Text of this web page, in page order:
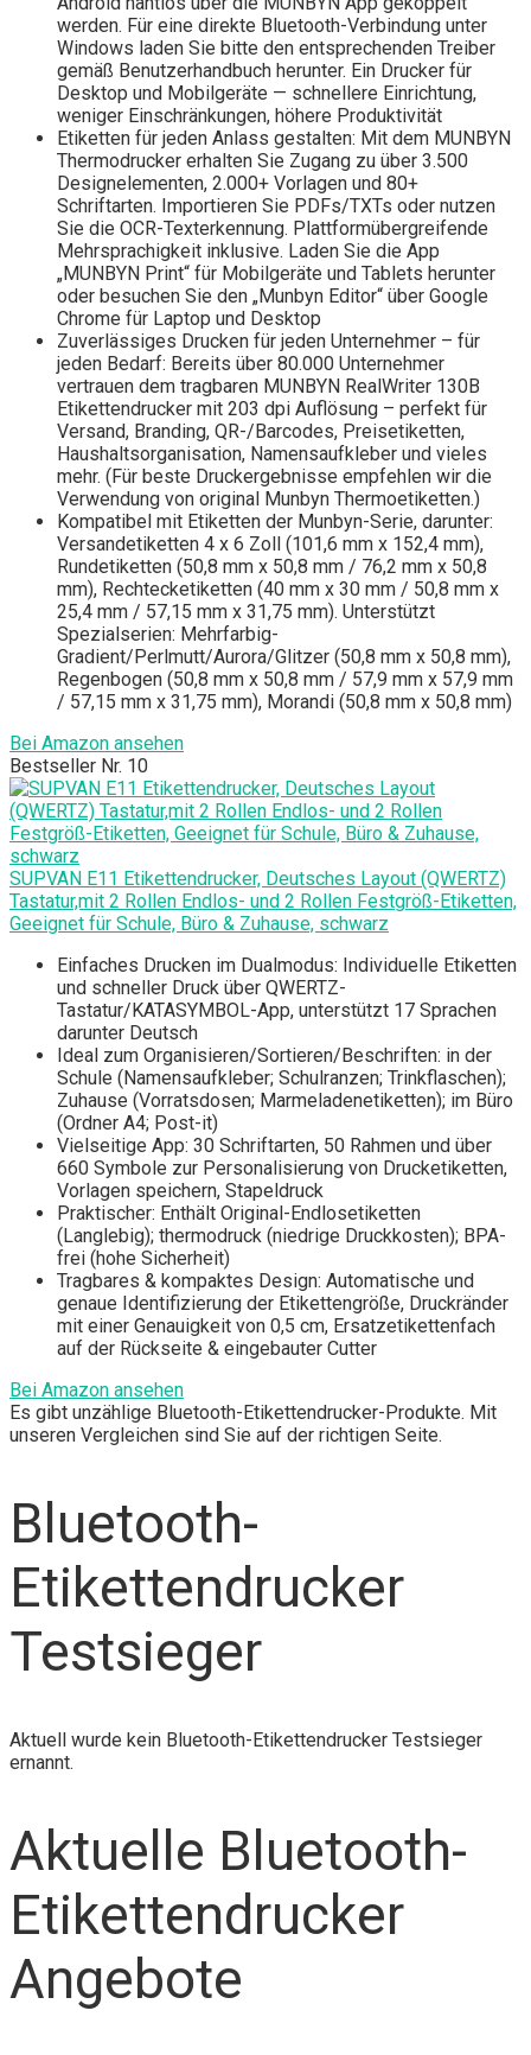
werden. Für eine direkte Bluetooth-Verbindung unter
Windows laden Sie bitte den entsprechenden Treiber
gemäß Benutzerhandbuch herunter. Ein Drucker für
Desktop und Mobilgeräte — schnellere Einrichtung,
weniger Einschränkungen, höhere Produktivität
Etiketten für jeden Anlass gestalten: Mit dem MUNBYN
Thermodrucker erhalten Sie Zugang zu über 3.500
Designelementen, 2.000+ Vorlagen und 80+
Schriftarten. Importieren Sie PDFs/TXTs oder nutzen
Sie die OCR-Texterkennung. Plattformübergreifende
Mehrsprachigkeit inklusive. Laden Sie die App
„MUNBYN Print“ für Mobilgeräte und Tablets herunter
oder besuchen Sie den „Munbyn Editor“ über Google
Chrome für Laptop und Desktop
Zuverlässiges Drucken für jeden Unternehmer – für
jeden Bedarf: Bereits über 80.000 Unternehmer
vertrauen dem tragbaren MUNBYN RealWriter 130B
Etikettendrucker mit 203 dpi Auflösung – perfekt für
Versand, Branding, QR-/Barcodes, Preisetiketten,
Haushaltsorganisation, Namensaufkleber und vieles
mehr. (Für beste Druckergebnisse empfehlen wir die
Verwendung von original Munbyn Thermoetiketten.)
Kompatibel mit Etiketten der Munbyn-Serie, darunter:
Versandetiketten 4 x 6 Zoll (101,6 mm x 152,4 mm),
Rundetiketten (50,8 mm x 50,8 mm / 76,2 mm x 50,8
mm), Rechtecketiketten (40 mm x 30 mm / 50,8 mm x
25,4 mm / 57,15 mm x 31,75 mm). Unterstützt
Spezialserien: Mehrfarbig-
Gradient/Perlmutt/Aurora/Glitzer (50,8 mm x 50,8 mm),
Regenbogen (50,8 mm x 50,8 mm / 57,9 mm x 57,9 mm
/ 57,15 mm x 31,75 mm), Morandi (50,8 mm x 50,8 mm)
Bei Amazon ansehen
Bestseller Nr. 10
SUPVAN E11 Etikettendrucker, Deutsches Layout (QWERTZ)
Tastatur,mit 2 Rollen Endlos- und 2 Rollen Festgröß-Etiketten,
Geeignet für Schule, Büro & Zuhause, schwarz
Einfaches Drucken im Dualmodus: Individuelle Etiketten
und schneller Druck über QWERTZ-
Tastatur/KATASYMBOL-App, unterstützt 17 Sprachen
darunter Deutsch
Ideal zum Organisieren/Sortieren/Beschriften: in der
Schule (Namensaufkleber; Schulranzen; Trinkflaschen);
Zuhause (Vorratsdosen; Marmeladenetiketten); im Büro
(Ordner A4; Post-it)
Vielseitige App: 30 Schriftarten, 50 Rahmen und über
660 Symbole zur Personalisierung von Drucketiketten,
Vorlagen speichern, Stapeldruck
Praktischer: Enthält Original-Endlosetiketten
(Langlebig); thermodruck (niedrige Druckkosten); BPA-
frei (hohe Sicherheit)
Tragbares & kompaktes Design: Automatische und
genaue Identifizierung der Etikettengröße, Druckränder
mit einer Genauigkeit von 0,5 cm, Ersatzetikettenfach
auf der Rückseite & eingebauter Cutter
Bei Amazon ansehen
Es gibt unzählige Bluetooth-Etikettendrucker-Produkte. Mit
unseren Vergleichen sind Sie auf der richtigen Seite.
Bluetooth-
Etikettendrucker
Testsieger
Aktuell wurde kein Bluetooth-Etikettendrucker Testsieger
ernannt.
Aktuelle Bluetooth-
Etikettendrucker
Angebote